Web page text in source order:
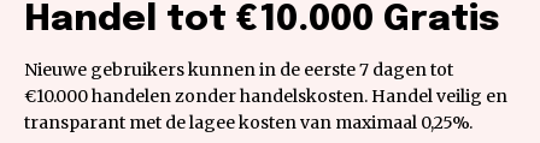
Handel tot €10.000 Gratis
Nieuwe gebruikers kunnen in de eerste 7 dagen tot
€10.000 handelen zonder handelskosten. Handel veilig en
transparant met de lagee kosten van maximaal 0,25%.